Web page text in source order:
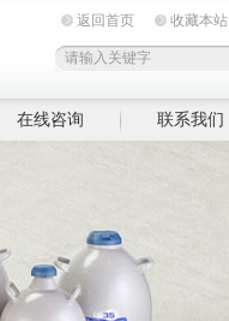
返回首页 收藏本站
在线咨询 联系我们